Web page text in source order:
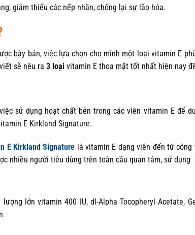
giảm thiểu các nếp nhăn, chống lại sự lão hóa.
bày bán, việc lựa chọn cho mình một loại vitamin E
sẽ nêu ra 3 loại vitamin E thoa mặt tốt nhất hiện nay
sử dụng hoạt chất bên trong các viên vitamin E để
E Kirkland Signature.
E Kirkland Signature là vitamin E dạng viên đến từ công
nhiều người tiêu dùng trên toàn cầu quan tâm, sử dụng
lớn vitamin 400 IU, dl-Alpha Tocopheryl Acetate,